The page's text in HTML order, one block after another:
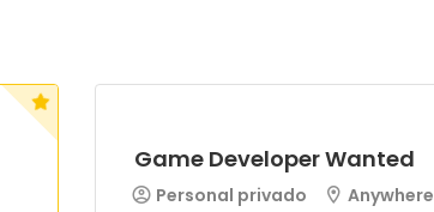
Game Developer Wanted
Personal privado Anywhere